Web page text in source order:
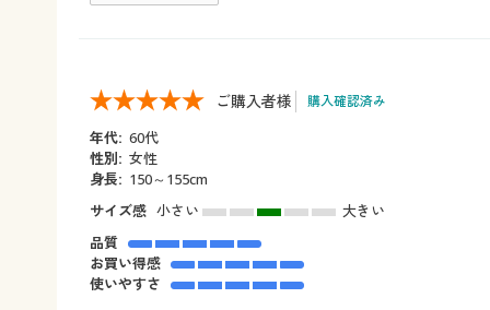
ご購入者様 購入確認済み
年代: 60代
性別: 女性
身長: 150～155cm
サイズ感 小さい
大きい
品質
お買い得感
使いやすさ